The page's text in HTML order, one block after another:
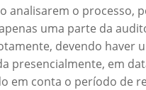
analisarem o processo,
uma parte da
devendo haver
presencialmente, em
em conta o período de